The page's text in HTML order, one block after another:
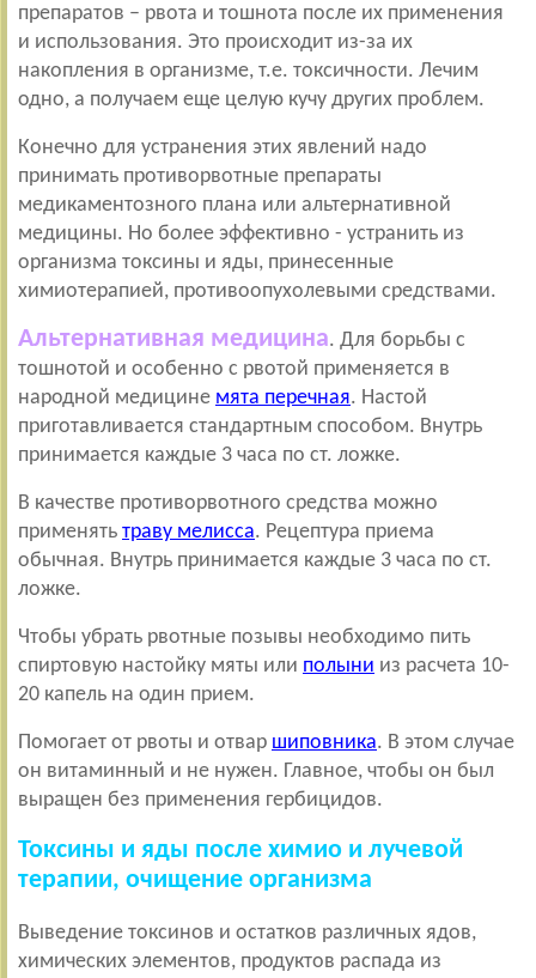
препаратов – рвота и тошнота после их применения
и использования. Это происходит из-за их
накопления в организме, т.е. токсичности. Лечим
одно, а получаем еще целую кучу других проблем.
Конечно для устранения этих явлений надо
принимать противорвотные препараты
медикаментозного плана или альтернативной
медицины. Но более эффективно - устранить из
организма токсины и яды, принесенные
химиотерапией, противоопухолевыми средствами.
Альтернативная медицина. Для борьбы с
тошнотой и особенно с рвотой применяется в
народной медицине мята перечная. Настой
приготавливается стандартным способом. Внутрь
принимается каждые 3 часа по ст. ложке.
В качестве противорвотного средства можно
применять траву мелисса. Рецептура приема
обычная. Внутрь принимается каждые 3 часа по ст.
ложке.
Чтобы убрать рвотные позывы необходимо пить
спиртовую настойку мяты или полыни из расчета 10-
20 капель на один прием.
Помогает от рвоты и отвар шиповника. В этом случае
он витаминный и не нужен. Главное, чтобы он был
выращен без применения гербицидов.
Токсины и яды после химио и лучевой
терапии, очищение организма
Выведение токсинов и остатков различных ядов,
химических элементов, продуктов распада из